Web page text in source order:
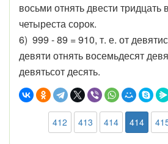
восьми отнять двести тридцать
четыреста сорок.
6) 999 - 89 = 910, т. е. от
девяти отнять восемьдесят
девятьсот десять.
412 413 414 414